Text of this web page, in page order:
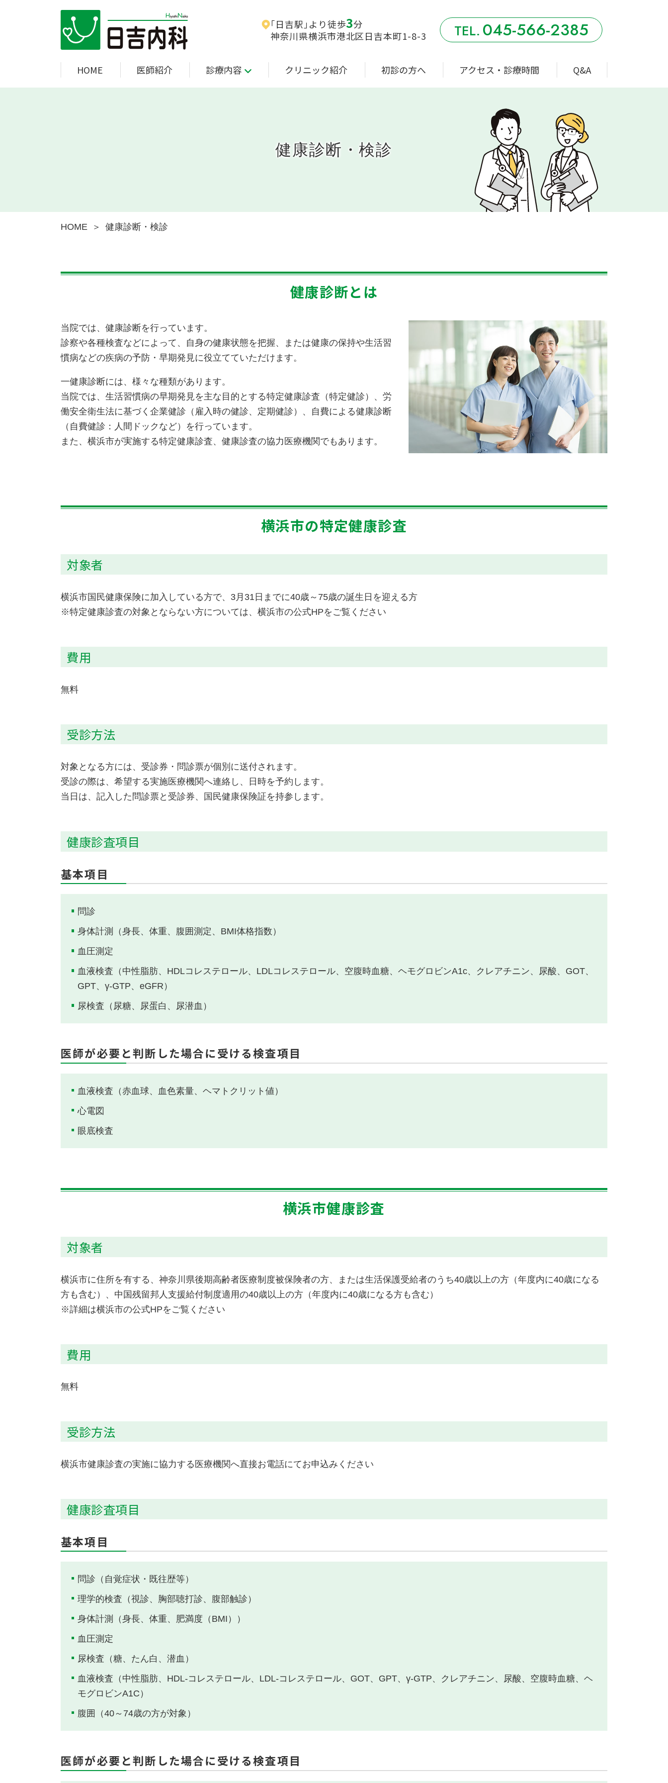
｢日吉駅｣より徒歩3分
神奈川県横浜市港北区日吉本町1-8-3
045-566-2385
HOME 医師紹介 診療内容 クリニック紹介 初診の方へ アクセス・診療時間 Q&A
健康診断・検診
HOME 健康診断・検診
健康診断とは
当院では、健康診断を行っています。
診察や各種検査などによって、自身の健康状態を把握、または健康の保持や生活習
慣病などの疾病の予防・早期発見に役立てていただけます。
一健康診断には、様々な種類があります。
当院では、生活習慣病の早期発見を主な目的とする特定健康診査（特定健診）、労
働安全衛生法に基づく企業健診（雇入時の健診、定期健診）、自費による健康診断
（自費健診：人間ドックなど）を行っています。
また、横浜市が実施する特定健康診査、健康診査の協力医療機関でもあります。
横浜市の特定健康診査
対象者
横浜市国民健康保険に加入している方で、3月31日までに40歳～75歳の誕生日を迎える方
※特定健康診査の対象とならない方については、横浜市の公式HPをご覧ください
費用
無料
受診方法
対象となる方には、受診券・問診票が個別に送付されます。
受診の際は、希望する実施医療機関へ連絡し、日時を予約します。
当日は、記入した問診票と受診券、国民健康保険証を持参します。
健康診査項目
基本項目
問診
身体計測（身長、体重、腹囲測定、BMI体格指数）
血圧測定
血液検査（中性脂肪、HDLコレステロール、LDLコレステロール、空腹時血糖、ヘモグロビンA1c、クレアチニン、尿酸、GOT、
GPT、γ-GTP、eGFR）
尿検査（尿糖、尿蛋白、尿潜血）
医師が必要と判断した場合に受ける検査項目
血液検査（赤血球、血色素量、ヘマトクリット値）
心電図
眼底検査
横浜市健康診査
対象者
横浜市に住所を有する、神奈川県後期高齢者医療制度被保険者の方、または生活保護受給者のうち40歳以上の方（年度内に40歳になる
方も含む）、中国残留邦人支援給付制度適用の40歳以上の方（年度内に40歳になる方も含む）
※詳細は横浜市の公式HPをご覧ください
費用
無料
受診方法
横浜市健康診査の実施に協力する医療機関へ直接お電話にてお申込みください
健康診査項目
基本項目
問診（自覚症状・既往歴等）
理学的検査（視診、胸部聴打診、腹部触診）
身体計測（身長、体重、肥満度（BMI））
血圧測定
尿検査（糖、たん白、潜血）
血液検査（中性脂肪、HDL-コレステロール、LDL-コレステロール、GOT、GPT、γ-GTP、クレアチニン、尿酸、空腹時血糖、ヘ
モグロビンA1C）
腹囲（40～74歳の方が対象）
医師が必要と判断した場合に受ける検査項目